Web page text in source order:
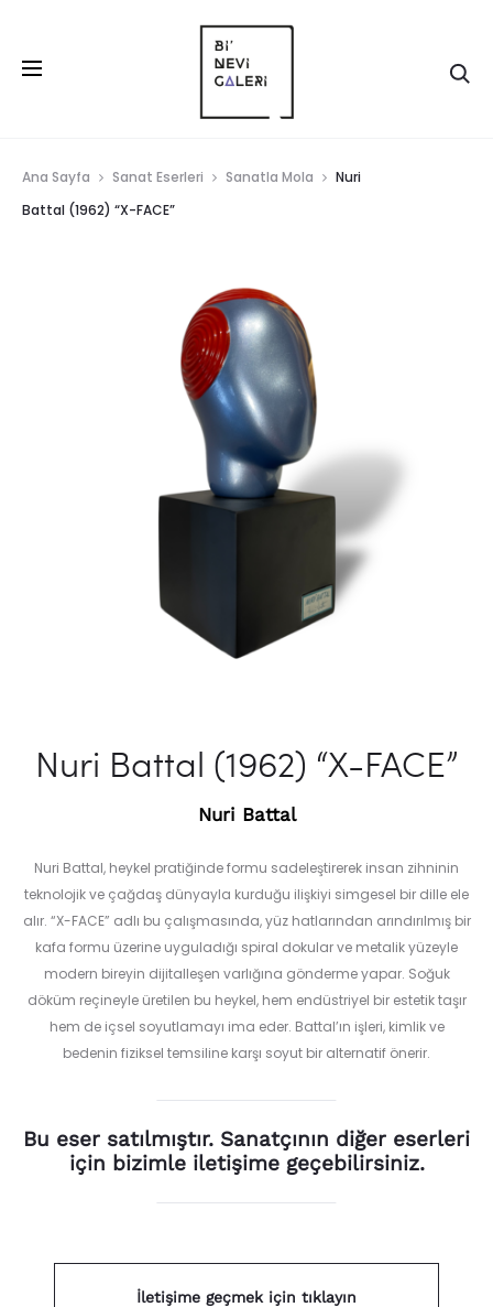
Ana Sayfa Sanat Eserleri Sanatla Mola
Nuri
Battal (1962) “X-FACE”
Nuri Battal (1962) “X-FACE”
Nuri Battal
Nuri Battal, heykel pratiğinde formu sadeleştirerek insan zihninin
teknolojik ve çağdaş dünyayla kurduğu ilişkiyi simgesel bir dille ele
alır. “X-FACE” adlı bu çalışmasında, yüz hatlarından arındırılmış bir
kafa formu üzerine uyguladığı spiral dokular ve metalik yüzeyle
modern bireyin dijitalleşen varlığına gönderme yapar. Soğuk
döküm reçineyle üretilen bu heykel, hem endüstriyel bir estetik taşır
hem de içsel soyutlamayı ima eder. Battal’ın işleri, kimlik ve
bedenin fiziksel temsiline karşı soyut bir alternatif önerir.
Bu eser satılmıştır. Sanatçının diğer eserleri
için bizimle iletişime geçebilirsiniz.
İletişime geçmek için tıklayın